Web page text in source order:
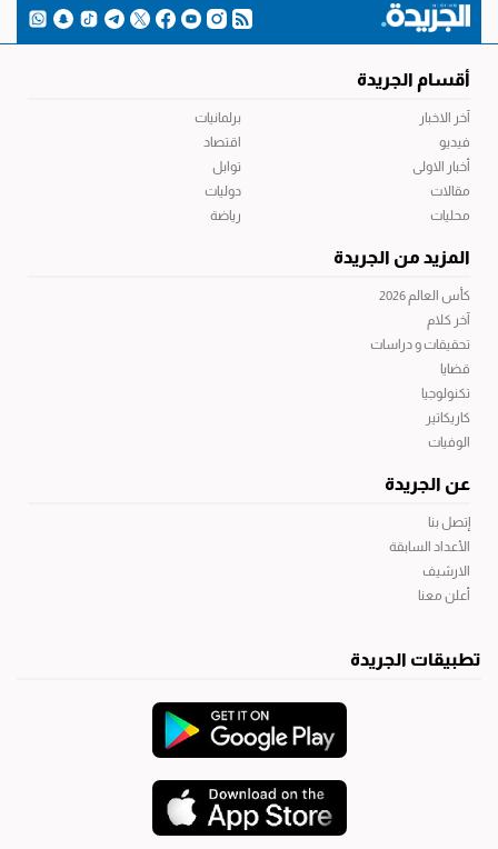
أقسام الجريدة
آخر الاخبار
فيديو
أخبار الاولى
مقالات
محليات
برلمانيات
اقتصاد
توابل
دوليات
رياضة
المزيد من الجريدة
كأس العالم 2026
آخر كلام
تحقيقات و دراسات
قضايا
تكنولوجيا
كاريكاتير
الوفيات
عن الجريدة
إتصل بنا
الأعداد السابقة
الارشيف
أعلن معنا
تطبيقات الجريدة